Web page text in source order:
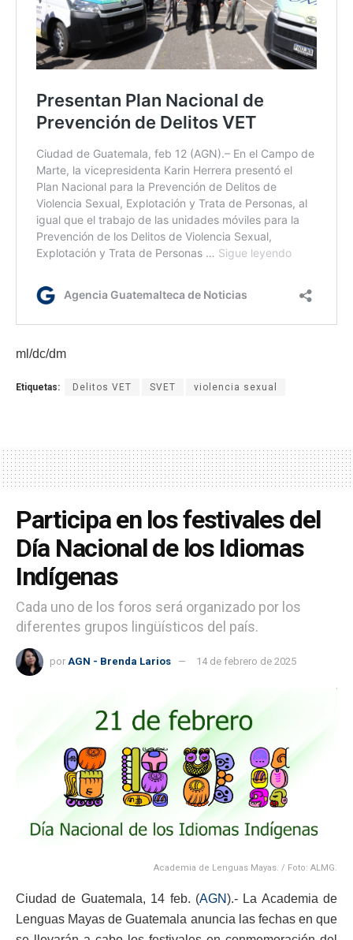
ml/dc/dm
Etiquetas: Delitos VET SVET violencia sexual
Participa en los festivales del
Día Nacional de los Idiomas
Indígenas
Cada uno de los foros será organizado por los
diferentes grupos lingüísticos del país.
por AGN - Brenda Larios 14 de febrero de 2025
Academia de Lenguas Mayas. / Foto: ALMG.
Ciudad de Guatemala, 14 feb. (AGN).- La Academia de
Lenguas Mayas de Guatemala anuncia las fechas en que